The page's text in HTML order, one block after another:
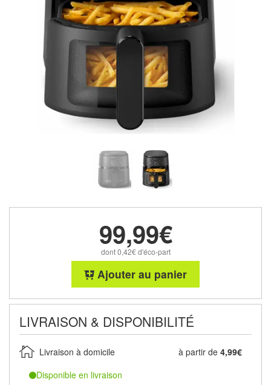
99,99€
dont 0,42€ d'éco-part
Ajouter au panier
LIVRAISON & DISPONIBILITÉ
Livraison à domicile à partir de 4,99€
Disponible en livraison